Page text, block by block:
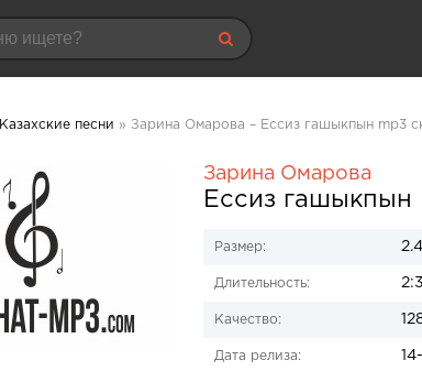
Казахские песни » Зарина Омарова – Ессиз гашыкпын mp3
Зарина Омарова
Ессиз гашыкпын
Размер:
Длительность:
Качество:
Дата релиза: